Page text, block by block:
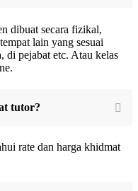
dibuat secara fizikal,
lain yang sesuai
di pejabat etc. Atau kelas
tutor?
rate dan harga khidmat